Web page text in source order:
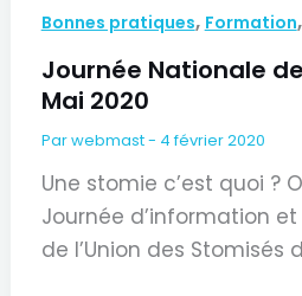
Bonnes pratiques, Formation,
Journée Nationale
Mai 2020
Parwebmast- 4 février 2020
Une stomie c’est quoi ?
Journée d’information
de l’Union des Stomisés